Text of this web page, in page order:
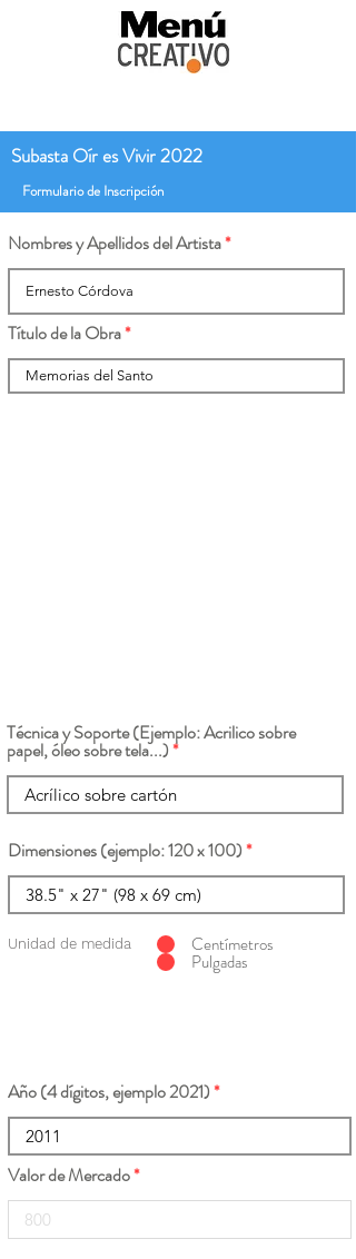
Subasta Oír es Vivir 2022
Formulario de Inscripción
Nombres y Apellidos del Artista
Título de la Obra
Técnica y Soporte (Ejemplo: Acrilico sobre
papel, óleo sobre tela...)
Dimensiones (ejemplo: 120 x 100)
Unidad de medida Centímetros
Pulgadas
Año (4 dígitos, ejemplo 2021)
Valor de Mercado